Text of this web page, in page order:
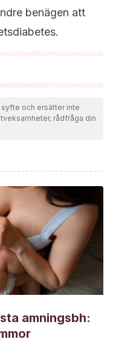
benägen att
noggrant av vårt team
aktualitet och
ansågs vara tillförlitlig
C. Physiology of the
D Axis.Front Horm
in pregnancy.Ann N Y
j.1749-
och ersätter inte
rådfråga din
amningsbh: